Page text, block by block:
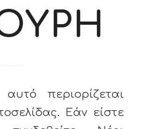
περιορίζεται
Εάν είστε